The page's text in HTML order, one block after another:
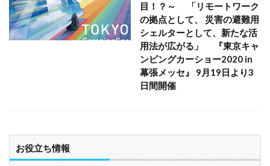
目！？～ 「リモートワーク
の拠点として、 災害の避難用
シェルターとして、新たな活
用法が広がる」 『東京キャ
ンピングカーショー2020 in
幕張メッセ』 9月19日より3
日間開催
お役立ち情報